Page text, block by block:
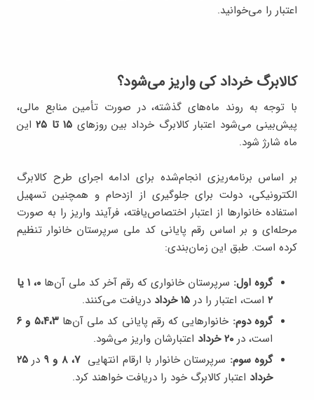
اعتبار را می‌خوانید.
کالابرگ خرداد کی واریز می‌شود؟
با توجه به روند ماه‌های گذشته، در صورت تأمین منابع مالی،
پیش‌بینی می‌شود اعتبار کالابرگ خرداد بین روزهای ۱۵ تا ۲۵
این
ماه شارژ شود.
بر اساس برنامه‌ریزی انجام‌شده برای ادامه اجرای طرح کالابرگ
الکترونیکی، دولت برای جلوگیری از ازدحام و همچنین تسهیل
استفاده خانوارها از اعتبار اختصاص‌یافته، فرآیند واریز را به صورت
مرحله‌ای و بر اساس رقم پایانی کد ملی سرپرستان خانوار تنظیم
کرده است. طبق این زمان‌بندی:
گروه اول: سرپرستان خانواری که رقم آخر کد ملی آن‌ها
۰، ۱ یا
۲ است، اعتبار را در ۱۵ خرداد
دریافت می‌کنند.
گروه دوم: خانوارهایی که رقم پایانی کد ملی آن‌ها۵،۴،۳ و ۶
است، در ۲۰ خرداد
اعتبارشان واریز می‌شود.
گروه سوم: سرپرستان خانوار با ارقام انتهایی۷، ۸ و ۹ در ۲۵
خرداد اعتبار کالابرگ خود را دریافت خواهند کرد.